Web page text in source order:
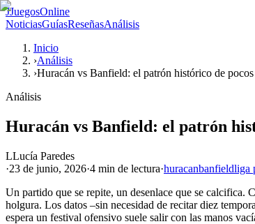
JJuegosOnline
NoticiasGuíasReseñasAnálisis
Inicio
›Análisis
›Huracán vs Banfield: el patrón histórico de pocos
Análisis
Huracán vs Banfield: el patrón
LLucía Paredes
·23 de junio, 2026·4 min de lectura·huracanbanfieldliga
Un partido que se repite, un desenlace que se calcifica.
holgura. Los datos –sin necesidad de recitar diez
espera un festival ofensivo suele salir con las manos